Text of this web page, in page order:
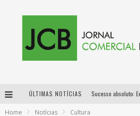
ÚLTIMAS NOTÍCIAS
Home Notícias Cultura